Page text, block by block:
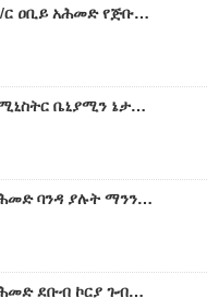
#etv ጠቅላይ ሚኒስትር ዶ/ር ዐቢይ አሕመድ የጅቡቲ የውጭ ጉዳይና ዓለም አቀፍ ግንኙነት ሚኒስትር ማሕሙድ አሊ ዩሱፍን አነጋገሩ።
#etv የእስራኤሉ ጠቅላይ ሚኒስትር ቤኒያሚን ኔታኒያሁ ለጠቅላይ ሚኒስትር ዶ/ር ዐቢይ አሕመድ ያደረጉላቸው የክብር አቀባበል
ጠቅላይ ሚኒስትር አብይ አሕመድ ባንዳ ያሉት ማንን ነው?
ጠቅላይ ሚኒስትር ዐቢይ አሕመድ ደቡብ ኮርያ ጉብኝት /በፎቶ/